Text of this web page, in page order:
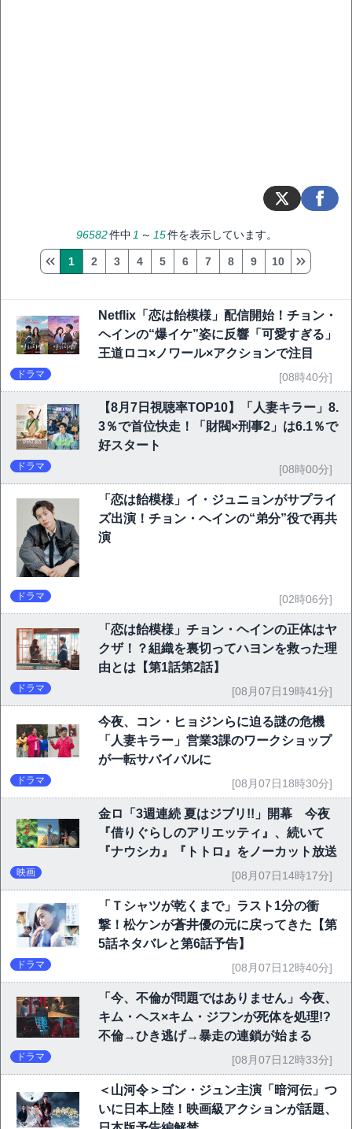
96582件中1 ～ 15件を表示しています。
1 2 3 4 5 6 7 8 9 10
Netflix「恋は飴模様」配信開始！チョン・
ヘインの“爆イケ”姿に反響「可愛すぎる」
王道ロコ×ノワール×アクションで注目
ドラマ [08時40分]
【8月7日視聴率TOP10】「人妻キラー」8.
3％で首位快走！「財閥×刑事2」は6.1％で
好スタート
ドラマ [08時00分]
「恋は飴模様」イ・ジュニョンがサプライ
ズ出演！チョン・ヘインの“弟分”役で再共
演
ドラマ [02時06分]
「恋は飴模様」チョン・ヘインの正体はヤ
クザ！？組織を裏切ってハヨンを救った理
由とは【第1話第2話】
ドラマ [08月07日19時41分]
今夜、コン・ヒョジンらに迫る謎の危機
「人妻キラー」営業3課のワークショップ
が一転サバイバルに
ドラマ [08月07日18時30分]
金ロ「3週連続 夏はジブリ!!」開幕 今夜
『借りぐらしのアリエッティ』、続いて
『ナウシカ』『トトロ』をノーカット放送
映画 [08月07日14時17分]
「Ｔシャツが乾くまで」ラスト1分の衝
撃！松ケンが蒼井優の元に戻ってきた【第
5話ネタバレと第6話予告】
ドラマ [08月07日12時40分]
「今、不倫が問題ではありません」今夜、
キム・ヘス×キム・ジフンが死体を処理!?
不倫→ひき逃げ→暴走の連鎖が始まる
ドラマ [08月07日12時33分]
＜山河令＞ゴン・ジュン主演「暗河伝」つ
いに日本上陸！映画級アクションが話題、